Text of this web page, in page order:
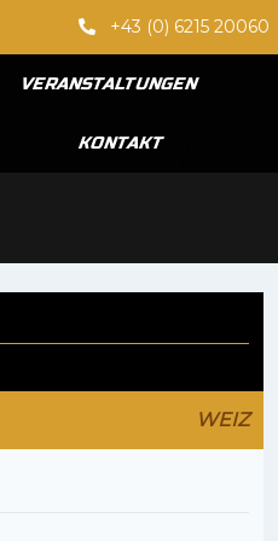
+43 (0) 6215 20060
VERANSTALTUNGEN
KONTAKT
WEIZ